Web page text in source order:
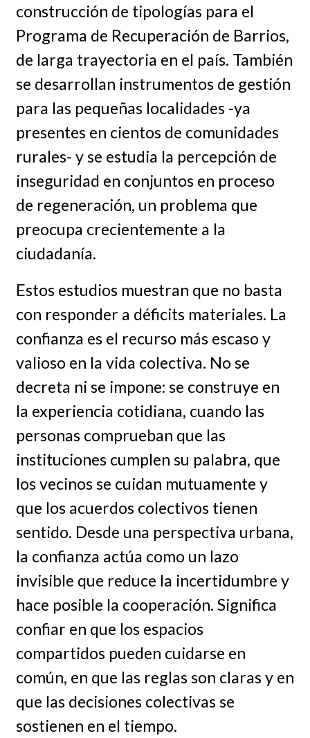
construcción de tipologías para el
Programa de Recuperación de Barrios,
de larga trayectoria en el país. También
se desarrollan instrumentos de gestión
para las pequeñas localidades -ya
presentes en cientos de comunidades
rurales- y se estudia la percepción de
inseguridad en conjuntos en proceso
de regeneración, un problema que
preocupa crecientemente a la
ciudadanía.
Estos estudios muestran que no basta
con responder a déficits materiales. La
confianza es el recurso más escaso y
valioso en la vida colectiva. No se
decreta ni se impone: se construye en
la experiencia cotidiana, cuando las
personas comprueban que las
instituciones cumplen su palabra, que
los vecinos se cuidan mutuamente y
que los acuerdos colectivos tienen
sentido. Desde una perspectiva urbana,
la confianza actúa como un lazo
invisible que reduce la incertidumbre y
hace posible la cooperación. Significa
confiar en que los espacios
compartidos pueden cuidarse en
común, en que las reglas son claras y en
que las decisiones colectivas se
sostienen en el tiempo.